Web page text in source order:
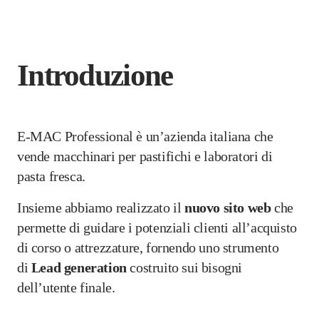
Introduzione
E-MAC Professional è un’azienda italiana che
vende macchinari per pastifichi e laboratori di
pasta fresca.
Insieme abbiamo realizzato il nuovo sito webche
permette di guidare i potenziali clienti all’acquisto
di corso o attrezzature, fornendo uno strumento
di Lead generationcostruito sui bisogni
dell’utente finale.